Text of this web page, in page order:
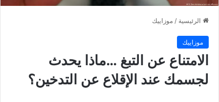
الرئيسية / موزاييك
موزاييك
الامتناع عن التبغ …ماذا يحدث
لجسمك عند الإقلاع عن التدخين؟